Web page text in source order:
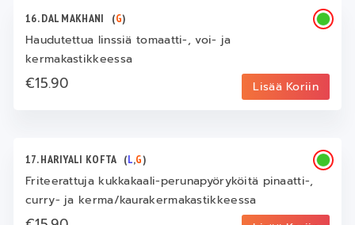
16. DAL MAKHANI (G)
Haudutettua linssiä tomaatti-, voi- ja
kermakastikkeessa
€15.90 Lisää Koriin
17. HARIYALI KOFTA (L,G)
Friteerattuja kukkakaali-perunapyöryköitä pinaatti-,
curry- ja kerma/kaurakermakastikkeessa